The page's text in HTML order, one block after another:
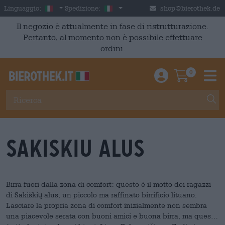
Skip to main content
Linguaggio: Italian
Spedizione: Italia shop@bierothek.de
Il negozio è attualmente in fase di ristrutturazione.
Pertanto, al momento non è possibile effettuare
ordini.
Einloggen /
0
Sakiskiu Alus
Birra fuori dalla zona di comfort: questo è il motto dei ragazzi
di Sakiškių alus, un piccolo ma raffinato birrificio lituano.
Lasciare la propria zona di comfort inizialmente non sembra
una piacevole serata con buoni amici e buona birra, ma questo